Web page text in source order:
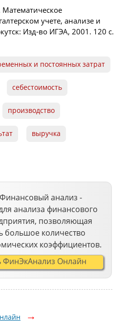
учете, анализе и
Изд-во ИГЭА, 2001. 120 с.
и постоянных затрат
себестоимость
производство
выручка
анализ -
анализа финансового
позволяющая
большое количество
коэффициентов.
ФинЭкАнализ Онлайн